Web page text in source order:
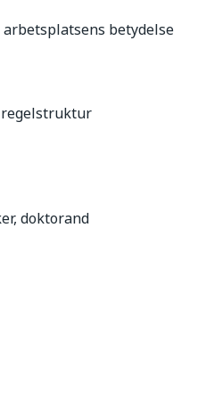
betydelse
doktorand